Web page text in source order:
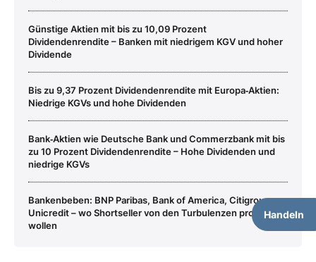
Handeln
Günstige Aktien mit bis zu 10,09 Prozent
Dividendenrendite – Banken mit niedrigem KGV und hoher
Dividende
Bis zu 9,37 Prozent Dividendenrendite mit Europa‑Aktien:
Niedrige KGVs und hohe Dividenden
Bank‑Aktien wie Deutsche Bank und Commerzbank mit bis
zu 10 Prozent Dividendenrendite – Hohe Dividenden und
niedrige KGVs
Bankenbeben: BNP Paribas, Bank of America, Citigroup,
Unicredit – wo Shortseller von den Turbulenzen profitieren
wollen